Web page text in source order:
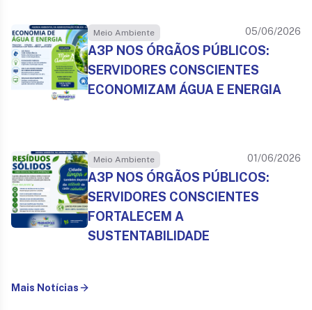
Meio Ambiente 05/06/2026
A3P NOS ÓRGÃOS PÚBLICOS:
SERVIDORES CONSCIENTES
ECONOMIZAM ÁGUA E ENERGIA
Meio Ambiente 01/06/2026
A3P NOS ÓRGÃOS PÚBLICOS:
SERVIDORES CONSCIENTES
FORTALECEM A
SUSTENTABILIDADE
Mais Notícias